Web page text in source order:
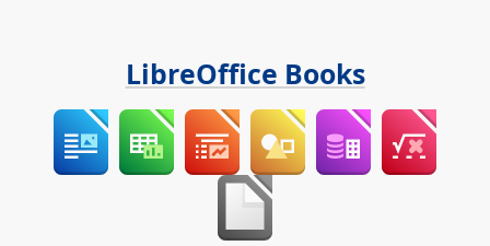
LibreOffice Books